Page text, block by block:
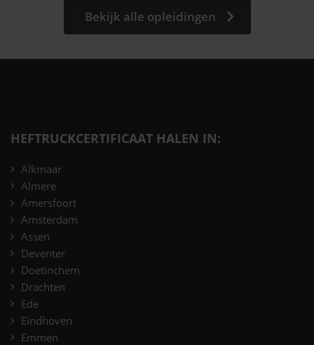
Bekijk alle opleidingen
HEFTRUCKCERTIFICAAT HALEN IN:
Alkmaar
Almere
Amersfoort
Amsterdam
Assen
Deventer
Doetinchem
Drachten
Ede
Eindhoven
Emmen